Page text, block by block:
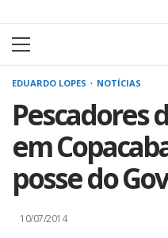
Primary
EDUARDO LOPES NOTÍCIAS
Pescadores
em
posse do
10/07/2014